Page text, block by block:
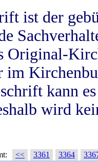
ist der
Original-
im
kann
wird
<< 3361 3364